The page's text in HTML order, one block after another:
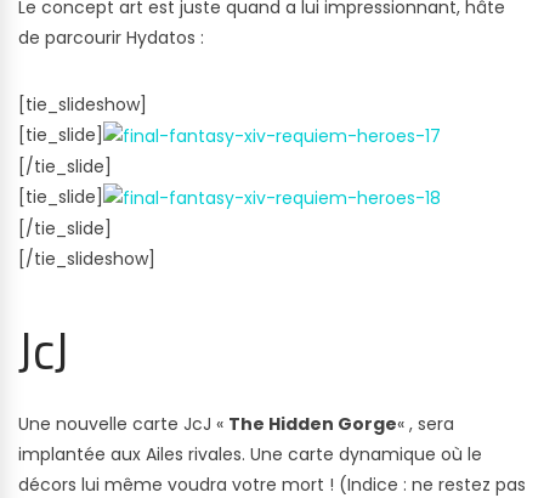
Le concept art est juste quand a lui impressionnant, hâte
de parcourir Hydatos :
[tie_slideshow]
[tie_slide]
[/tie_slide]
[tie_slide]
[/tie_slide]
[/tie_slideshow]
JcJ
Une nouvelle carte JcJ « The Hidden Gorge« , sera
implantée aux Ailes rivales. Une carte dynamique où le
décors lui même voudra votre mort ! (Indice : ne restez pas